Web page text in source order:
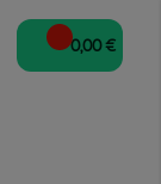
0,00 €